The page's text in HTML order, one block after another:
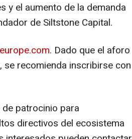
y el aumento de la demanda
de Siltstone Capital.
. Dado que el aforo
recomienda inscribirse con
patrocinio para
directivos del ecosistema